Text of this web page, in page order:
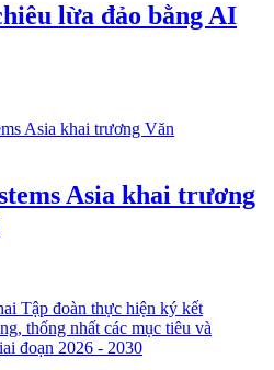
lừa đảo bằng AI
Asia khai trương